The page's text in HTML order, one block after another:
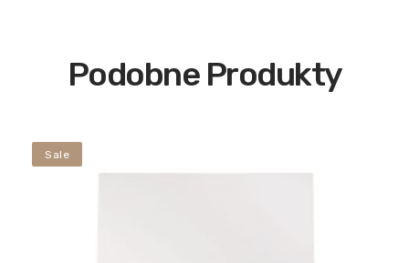
Podobne Produkty
Sale